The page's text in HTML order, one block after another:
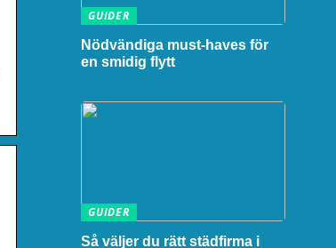
GUIDER
Nödvändiga must-haves för
en smidig flytt
GUIDER
Så väljer du rätt städfirma i